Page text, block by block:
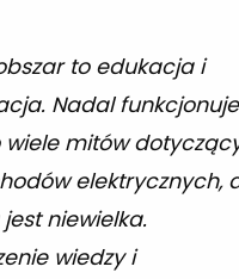
to edukacja i
Nadal funkcjonuje
wiele mitów
elektrycznych,
niewielka.
wiedzy i